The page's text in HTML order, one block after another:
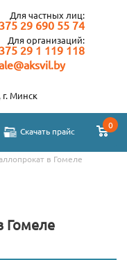
Для частных лиц:
29 690 55 74
Для организаций:
29 1 119 118
Скачать прайс
0
Минск
в Гомеле
Гомеле